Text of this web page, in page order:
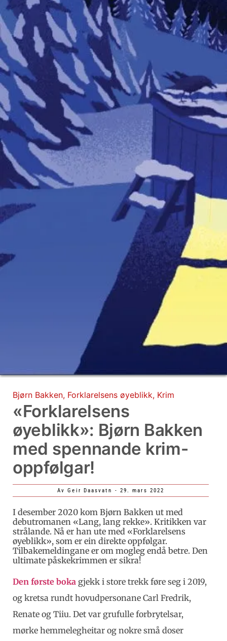
Bjørn Bakken, Forklarelsens øyeblikk, Krim
«Forklarelsens
øyeblikk»: Bjørn Bakken
med spennande krim-
oppfølgar!
Av Geir Daasvatn - 29. mars 2022
I desember 2020 kom Bjørn Bakken ut med
debutromanen «Lang, lang rekke». Kritikken var
strålande. Nå er han ute med «Forklarelsens
øyeblikk», som er ein direkte oppfølgar.
Tilbakemeldingane er om mogleg endå betre. Den
ultimate påskekrimmen er sikra!
Den første boka gjekk i store trekk føre seg i 2019,
og kretsa rundt hovudpersonane Carl Fredrik,
Renate og Tiiu. Det var grufulle forbrytelsar,
mørke hemmelegheitar og nokre små doser